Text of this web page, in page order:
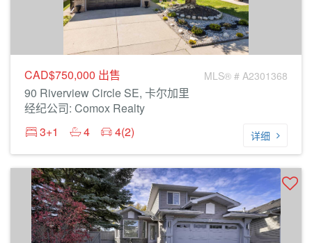
CAD$750,000 出售 MLS® # A2301368
90 Riverview Circle SE, 卡尔加里
经纪公司: Comox Realty
3+1
4 4(2) 详细